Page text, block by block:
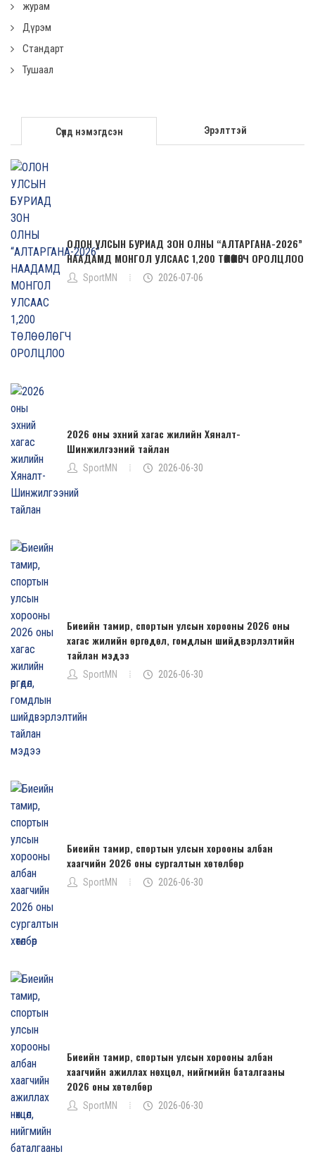
журам
Дүрэм
Стандарт
Тушаал
Сүүлд нэмэгдсэн Эрэлттэй
ОЛОН УЛСЫН БУРИАД ЗОН ОЛНЫ “АЛТАРГАНА-2026”
НААДАМД МОНГОЛ УЛСААС 1,200 ТӨЛӨӨЛӨГЧ ОРОЛЦЛОО
SportMN 2026-07-06
2026 оны эхний хагас жилийн Хяналт-
Шинжилгээний тайлан
SportMN 2026-06-30
Биеийн тамир, спортын улсын хорооны 2026 оны
хагас жилийн өргөдөл, гомдлын шийдвэрлэлтийн
тайлан мэдээ
SportMN 2026-06-30
Биеийн тамир, спортын улсын хорооны албан
хаагчийн 2026 оны сургалтын хөтөлбөр
SportMN 2026-06-30
Биеийн тамир, спортын улсын хорооны албан
хаагчийн ажиллах нөхцөл, нийгмийн баталгааны
2026 оны хөтөлбөр
SportMN 2026-06-30